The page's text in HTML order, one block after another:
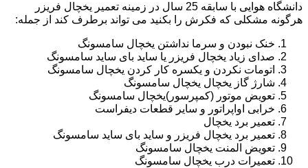
دانشگاه هوایی با سابقه 25 سال در زمینه تعمیر یخچال فریزر
هرگونه مشکلی که فکرش را بکنید می تواند برطرف کند از جمله:
خنک نبودن و سرما نداشتن یخچال سامسونگ
صدای زیاد یخچال فریزر یا ساید بای ساید سامسونگ
اتومات نکردن و یکسره کار کردن یخچال سامسونگ
شارژ گاز یخچال یخچال سامسونگ
تعویض موتور (کمپرسور)یخچال سامسونگ
خرابی اواپراتور و سایر قطعات دیفراست
تعمیر برد یخچال
تعمیر برد یخچال فریزر و ساید بای ساید سامسونگ
تعویض المنت یخچال سامسونگ
تعمیرات درب یخچال سامسونگ